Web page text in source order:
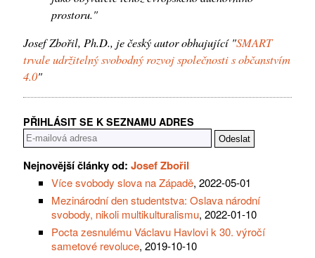
prostoru."
Josef Zbořil, Ph.D., je český autor obhajující "SMART
trvale udržitelný svobodný rozvoj společnosti s občanstvím
4.0"
PŘIHLÁSIT SE K SEZNAMU ADRES
Nejnovější články od: Josef Zbořil
Více svobody slova na Západě, 2022-05-01
Mezinárodní den studentstva: Oslava národní
svobody, nikoli multikulturalismu, 2022-01-10
Pocta zesnulému Václavu Havlovi k 30. výročí
sametové revoluce, 2019-10-10